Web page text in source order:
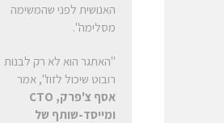
האנושית לפני שהמשימה
מסלימה".
"האתגר הוא לא רק לבנות
רובוט שיכול לזוז", אמר
אסף צ'פרק, CTO
ומייסד-שותף של